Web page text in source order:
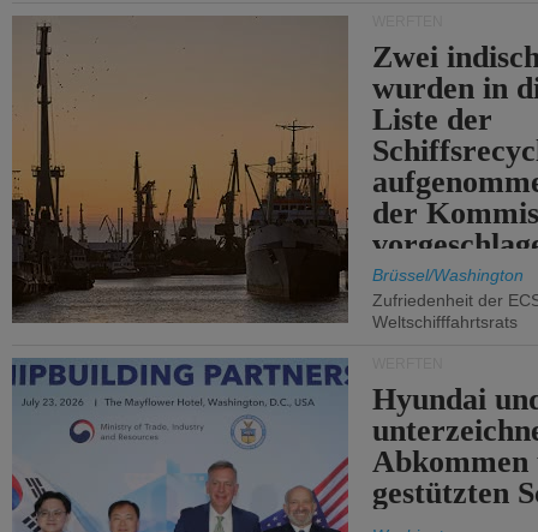
Zwei
wurden in
Liste der
der
Brüssel/Washington
Zufriedenheit der
Weltschifffahrtsrats
Hyundai
gestützten